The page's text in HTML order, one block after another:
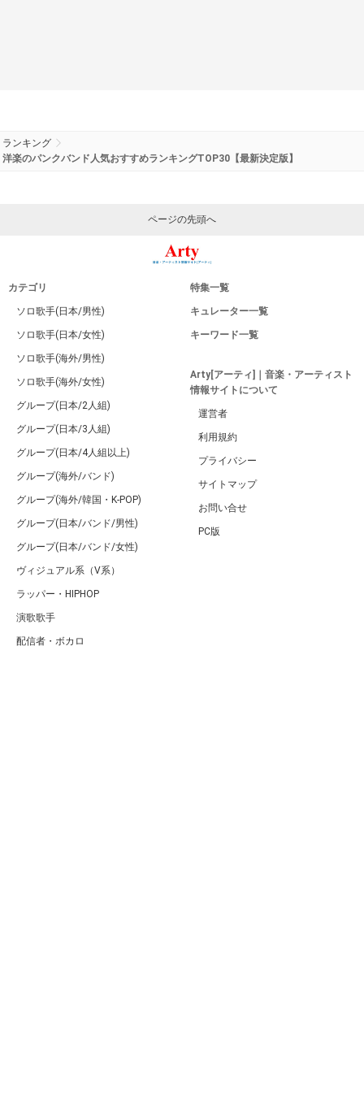
ランキング
洋楽のパンクバンド人気おすすめランキングTOP30【最新決定版】
ページの先頭へ
カテゴリ
ソロ歌手(日本/男性)
ソロ歌手(日本/女性)
ソロ歌手(海外/男性)
ソロ歌手(海外/女性)
グループ(日本/2人組)
グループ(日本/3人組)
グループ(日本/4人組以上)
グループ(海外/バンド)
グループ(海外/韓国・K-POP)
グループ(日本/バンド/男性)
グループ(日本/バンド/女性)
ヴィジュアル系（V系）
ラッパー・HIPHOP
演歌歌手
配信者・ボカロ
特集一覧
キュレーター一覧
キーワード一覧
Arty[アーティ]｜音楽・アーティスト
情報サイトについて
運営者
利用規約
プライバシー
サイトマップ
お問い合せ
PC版